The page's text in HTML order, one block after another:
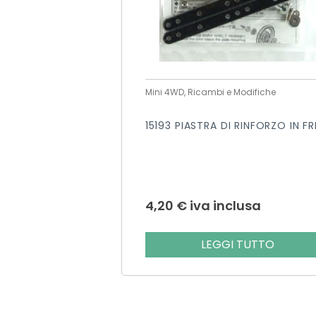
Mini 4WD, Ricambi e Modifiche
15193 PIASTRA DI RINFORZO IN
4,20 € iva inclusa
LEGGI TUTTO